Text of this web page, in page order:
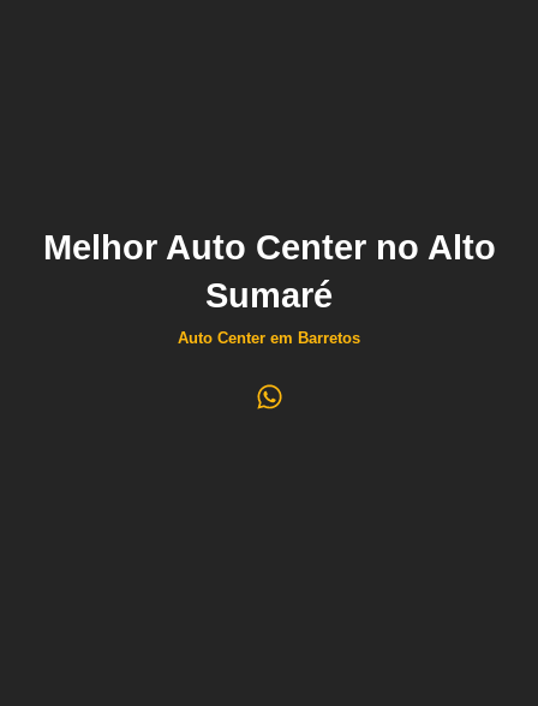
Melhor Auto Center no Alto
Sumaré
Auto Center em Barretos